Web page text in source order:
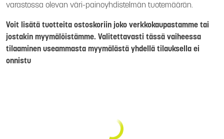
varastossa olevan väri-painoyhdistelmän tuotemäärän.
Voit lisätä tuotteita ostoskoriin joko verkkokaupastamme tai
jostakin myymälöistämme. Valitettavasti tässä vaiheessa
tilaaminen useammasta myymälästä yhdellä tilauksella ei
onnistu